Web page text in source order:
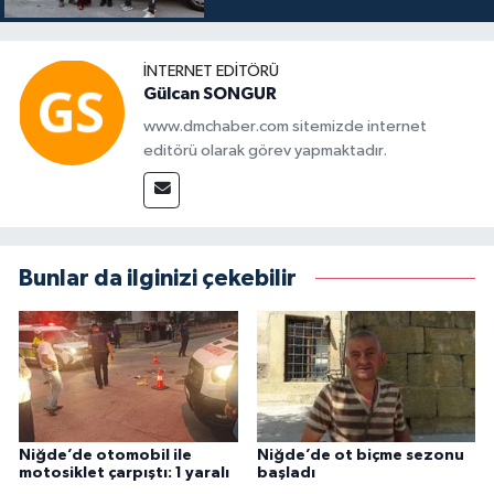
İNTERNET EDITÖRÜ
Gülcan SONGUR
www.dmchaber.com sitemizde internet
editörü olarak görev yapmaktadır.
Bunlar da ilginizi çekebilir
Niğde’de otomobil ile
motosiklet çarpıştı: 1 yaralı
Niğde’de ot biçme sezonu
başladı